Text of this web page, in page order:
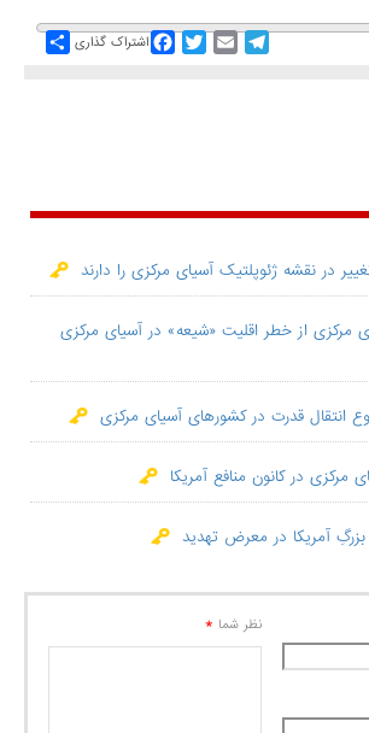
Share اشتراک گذاری
FacebookTwitterEmail
Telegram
در نقشه ژئوپلتیک آسیای مرکزی را دارند
مرکزی از خطر اقلیت «شیعه» در آسیای مرکزی
انتقال قدرت در کشورهای آسیای مرکزی
مرکزی در کانون منافع آمریکا
بزرگِ آمریکا در معرض تهدید
نظر شما *